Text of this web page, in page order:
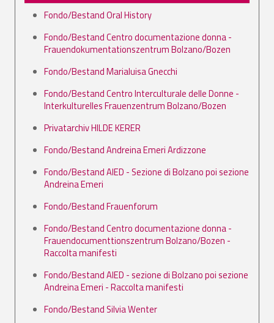
Fondo/Bestand Oral History
Fondo/Bestand Centro documentazione donna -
Frauendokumentationszentrum Bolzano/Bozen
Fondo/Bestand Marialuisa Gnecchi
Fondo/Bestand Centro Interculturale delle Donne -
Interkulturelles Frauenzentrum Bolzano/Bozen
Privatarchiv HILDE KERER
Fondo/Bestand Andreina Emeri Ardizzone
Fondo/Bestand AIED - Sezione di Bolzano poi sezione
Andreina Emeri
Fondo/Bestand Frauenforum
Fondo/Bestand Centro documentazione donna -
Frauendocumenttionszentrum Bolzano/Bozen -
Raccolta manifesti
Fondo/Bestand AIED - sezione di Bolzano poi sezione
Andreina Emeri - Raccolta manifesti
Fondo/Bestand Silvia Wenter